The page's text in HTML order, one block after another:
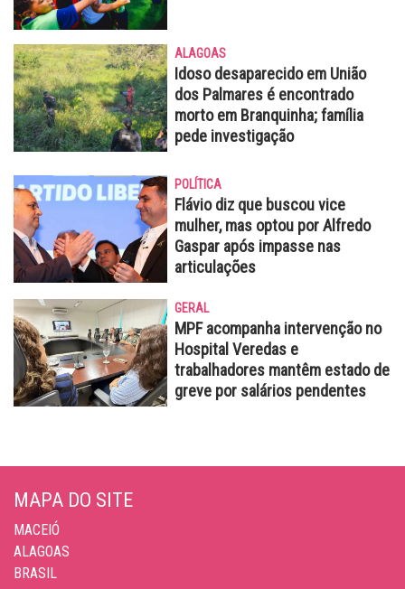
ALAGOAS
Idoso desaparecido em União
dos Palmares é encontrado
morto em Branquinha; família
pede investigação
POLÍTICA
Flávio diz que buscou vice
mulher, mas optou por Alfredo
Gaspar após impasse nas
articulações
GERAL
MPF acompanha intervenção no
Hospital Veredas e
trabalhadores mantêm estado de
greve por salários pendentes
MAPA DO SITE
MACEIÓ
ALAGOAS
BRASIL